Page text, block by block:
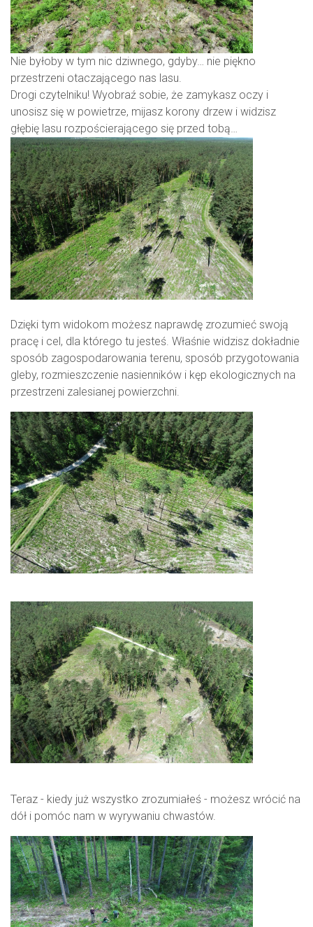
Nie byłoby w tym nic dziwnego, gdyby… nie piękno
przestrzeni otaczającego nas lasu.
Drogi czytelniku! Wyobraź sobie, że zamykasz oczy i
unosisz się w powietrze, mijasz korony drzew i widzisz
głębię lasu rozpościerającego się przed tobą…
Dzięki tym widokom możesz naprawdę zrozumieć swoją
pracę i cel, dla którego tu jesteś. Właśnie widzisz dokładnie
sposób zagospodarowania terenu, sposób przygotowania
gleby, rozmieszczenie nasienników i kęp ekologicznych na
przestrzeni zalesianej powierzchni.
Teraz - kiedy już wszystko zrozumiałeś - możesz wrócić na
dół i pomóc nam w wyrywaniu chwastów.